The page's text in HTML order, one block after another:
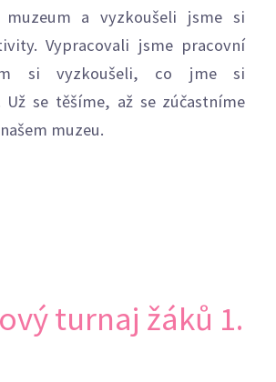
a vyzkoušeli jsme si
Vypracovali jsme pracovní
si vyzkoušeli, co jme si
Už se těšíme, až se zúčastníme
muzeu.
turnaj žáků 1.